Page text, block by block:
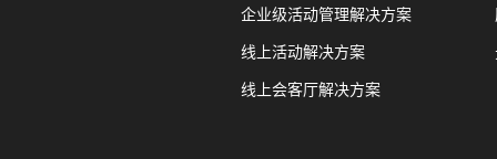
企业级活动管理解决方案
线上活动解决方案
线上会客厅解决方案